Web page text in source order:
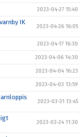
2023-04-27 15:40
IK
2023-04-26 16:05
2023-04-17 16:30
2023-04-06 14:30
2023-04-04 16:23
2023-04-03 13:59
2023-03-31 13:45
2023-03-24 11:30